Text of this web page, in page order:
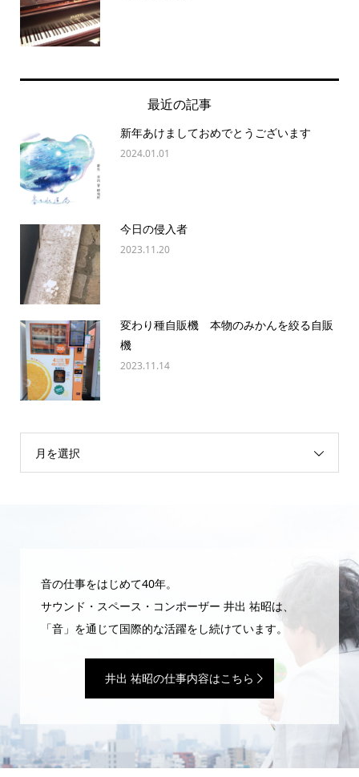
最近の記事
新年あけましておめでとうございます
2024.01.01
今日の侵入者
2023.11.20
変わり種自販機 本物のみかんを絞る自販
機
2023.11.14
月を選択
音の仕事をはじめて40年。
サウンド・スペース・コンポーザー 井出 祐昭は、
「音」を通じて国際的な活躍をし続けています。
井出 祐昭の仕事内容はこちら